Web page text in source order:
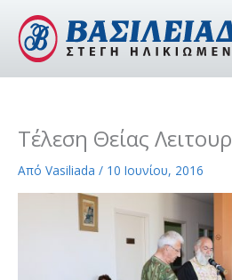
στο
περιεχόμενο
Τέλεση Θείας
Από Vasiliada / 10 Ιουνίου, 2016